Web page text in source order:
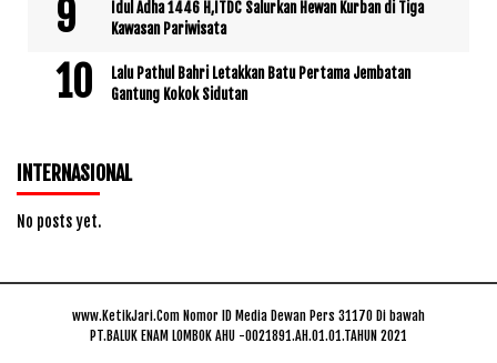
Idul Adha 1446 H,ITDC Salurkan Hewan Kurban di Tiga
Kawasan Pariwisata
Lalu Pathul Bahri Letakkan Batu Pertama Jembatan
Gantung Kokok Sidutan
INTERNASIONAL
No posts yet.
www.KetikJari.Com Nomor ID Media Dewan Pers 31170 Di bawah
PT.BALUK ENAM LOMBOK AHU -0021891.AH.01.01.TAHUN 2021